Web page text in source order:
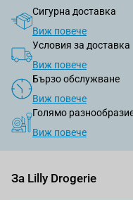
Сигурна доставка
Виж повече
Условия за доставка
Виж повече
Бързо обслужване
Виж повече
Голямо
Виж повече
За Lilly Drogerie